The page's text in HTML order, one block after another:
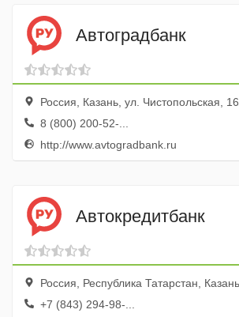
Автоградбанк
Россия, Казань, ул. Чистопольская,
8 (800) 200-52-...
http://www.avtogradbank.ru
Автокредитбанк
Россия, Республика Татарстан, Казань, проспект
+7 (843) 294-98-...